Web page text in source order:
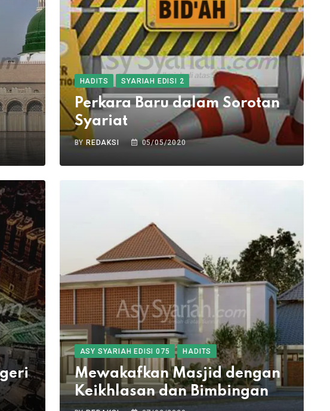
HADITS SYARIAH EDISI 2
Perkara Baru dalam Sorotan
Syariat
BYREDAKSI 05/05/2020
ASY SYARIAH EDISI 075 HADITS
Mewakafkan Masjid dengan
Keikhlasan dan Bimbingan